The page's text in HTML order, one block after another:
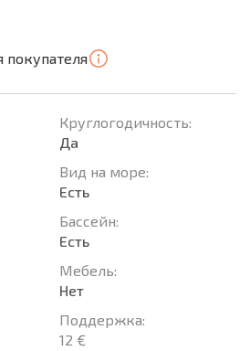
покупателя
Круглогодичность:
Да
Вид на море:
Есть
Басcейн:
Есть
Мебель:
Нет
Поддержка:
12 €